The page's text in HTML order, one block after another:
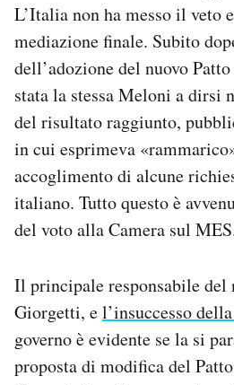
L’Italia non ha messo il veto
mediazione finale. Subito
dell’adozione del nuovo
stata la stessa Meloni a dirsi
del risultato raggiunto,
in cui esprimeva
accoglimento di alcune
italiano. Tutto questo è
del voto alla Camera sul
Il principale responsabile del
Giorgetti, el’insuccesso
governo è evidente se la si
proposta di modifica del